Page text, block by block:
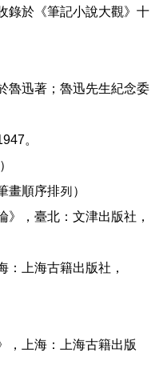
錄於《筆記小說大觀》十
魯迅著；魯迅先生紀念委
。
畫順序排列）
》，臺北：文津出版社，
：上海古籍出版社，
，上海：上海古籍出版